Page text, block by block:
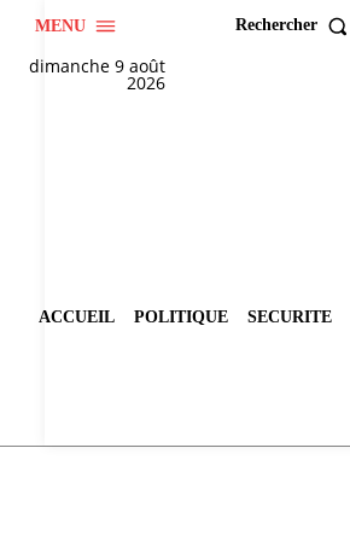
MENU Rechercher
dimanche 9 août
2026
ACCUEIL POLITIQUE SECURITE